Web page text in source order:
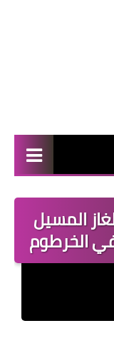
المسيل
الخرطوم